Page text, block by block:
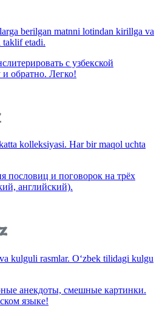
berilgan matnni lotindan kirillga va
taklif etadi.
с узбекской
обратно. Легко!
kolleksiyasi. Har bir maqol uchta
пословиц и поговорок на трёх
английский).
kulguli rasmlar. O‘zbek tilidagi kulgu
анекдоты, смешные картинки.
языке!